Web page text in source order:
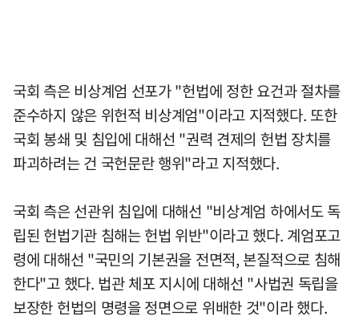
국회 측은 비상계엄 선포가 "헌법에 정한 요건과 절차를
준수하지 않은 위헌적 비상계엄"이라고 지적했다. 또한
국회 봉쇄 및 침입에 대해선 "권력 견제의 헌법 장치를
파괴하려는 건 국헌문란 행위"라고 지적했다.
국회 측은 선관위 침입에 대해선 "비상계엄 하에서도 독
립된 헌법기관 침해는 헌법 위반"이라고 했다. 계엄포고
령에 대해선 "국민의 기본권을 전면적, 본질적으로 침해
한다"고 했다. 법관 체포 지시에 대해선 "사법권 독립을
보장한 헌법의 명령을 정면으로 위배한 것"이라 했다.